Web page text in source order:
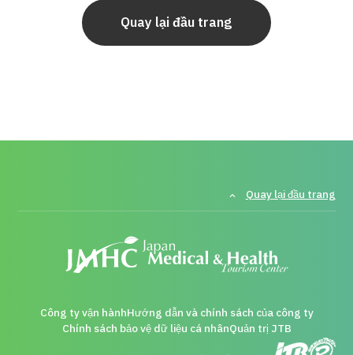
Quay lại đầu trang
Quay lại đầu trang
Công ty vận hànhHướng dẫn và chính sách của công ty
Chính sách bảo vệ dữ liệu cá nhânQuản trị JTB